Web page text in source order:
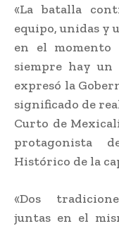
«La batalla
equipo, unidas y
en el momento
siempre hay
expresó la
significado de
Curto de
protagonista
Histórico de la
«Dos
juntas en el